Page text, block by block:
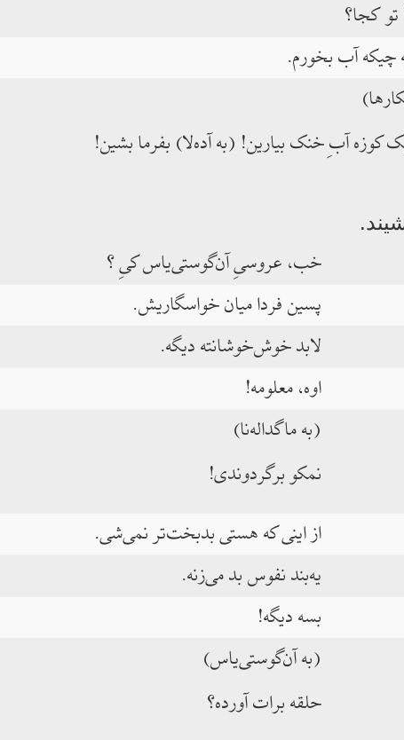
کجا؟
چیکه آب بخورم.
کوزه آبِ خنک بیارین! (به آده‌لا) بفرما بشین!
خب، عروسیِ آن‌گوستی‌یاس کیِ ؟
پسین فردا میان خواسگاریش.
لابد خوش‌خوشانته دیگه.
‌اوه، معلومه!
(به ماگداله‌نا)
نمکو برگردوندی!
از اینی که هستی بدبخت‌تر نمی‌شی.
یه‌بند نفوس بد می‌زنه.
بسه دیگه!
(به آن‌گوستی‌یاس)
حلقه برات آورده؟